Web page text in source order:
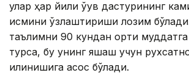
улар ҳар йили ўқув дастурининг
қисмини ўзлаштириши лозим
таълимни 90 кундан ортиқ
турса, бу унинг яшаш учун
қилинишига асос бўлади.